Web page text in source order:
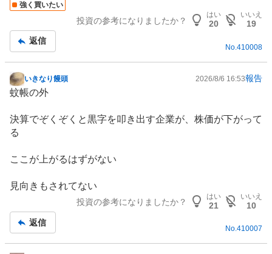
強く買いたい
投資の参考になりましたか？
はい
20
いいえ
19
返信
No. 410008
掲
示
記
事
いきなり饅頭 2026/8/6 16:53報告
蚊帳の外
決算でぞくぞくと黒字を叩き出す企業が、株価が下がって
る
ここが上がるはずがない
見向きもされてない
投資の参考になりましたか？
はい
21
いいえ
10
返信
No.410007